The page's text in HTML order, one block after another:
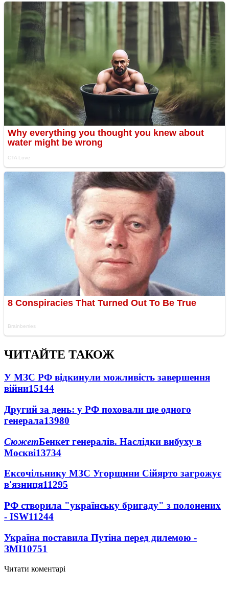
ЧИТАЙТЕ ТАКОЖ
У МЗС РФ відкинули можливість завершення
війни15144
Другий за день: у РФ поховали ще одного
генерала13980
СюжетБенкет генералів. Наслідки вибуху в
Москві13734
Ексочільнику МЗС Угорщини Сійярто загрожує
в'язниця11295
РФ створила "українську бригаду" з полонених
- ISW11244
Україна поставила Путіна перед дилемою -
ЗМІ10751
Читати коментарі